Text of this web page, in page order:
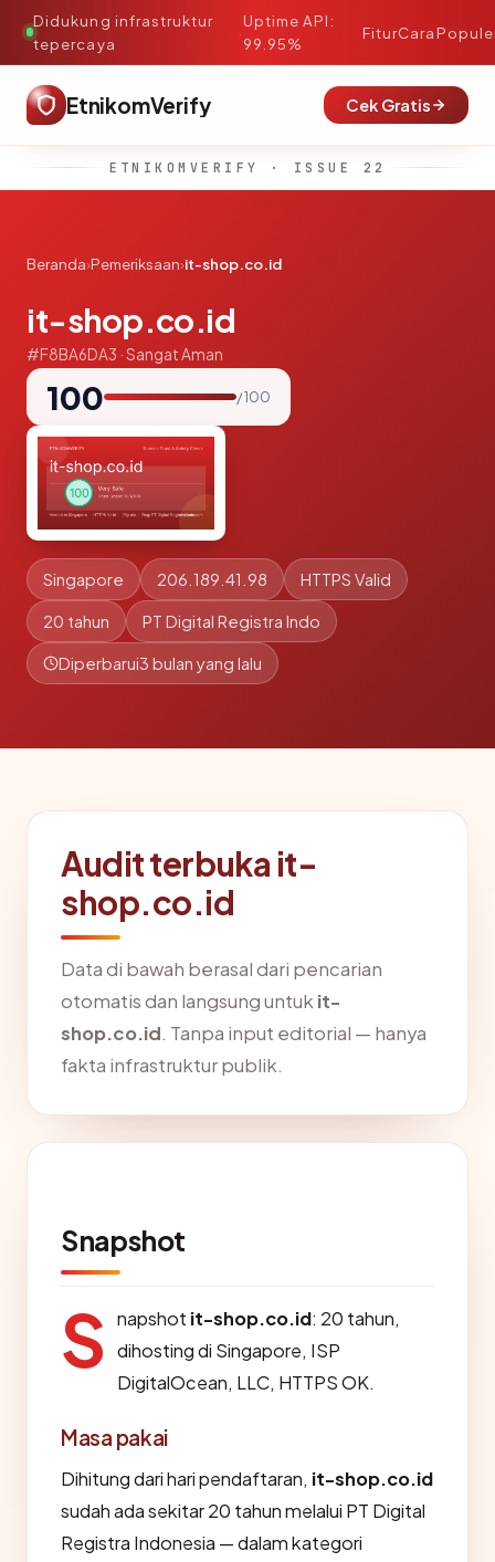
Didukung infrastruktur
tepercaya
·
Uptime API:
99.95%
FiturCara
EtnikomVerify Cek Gratis
ETNIKOMVERIFY · ISSUE 22
Beranda›Pemeriksaan›it-shop.co.id
it-shop.co.id
#F8BA6DA3 · Sangat Aman
100 / 100
Singapore 206.189.41.98 HTTPS Valid
20 tahun PT Digital Registra Indo
Diperbarui3 bulan yang lalu
Audit terbuka it-
shop.co.id
Data di bawah berasal dari pencarian
otomatis dan langsung untuk it-
shop.co.id. Tanpa input editorial — hanya
fakta infrastruktur publik.
Snapshot
S napshot it-shop.co.id: 20 tahun,
dihosting di Singapore, ISP
DigitalOcean, LLC, HTTPS OK.
Masa pakai
Dihitung dari hari pendaftaran, it-shop.co.id
sudah ada sekitar 20 tahun melalui PT Digital
Registra Indonesia — dalam kategori